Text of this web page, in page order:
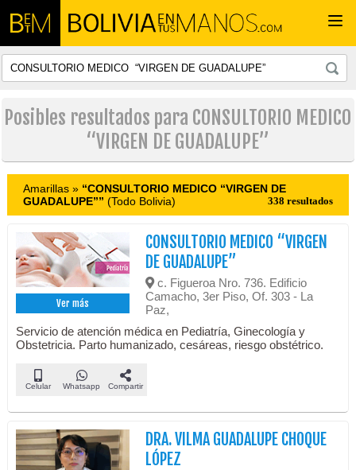
Posibles resultados para CONSULTORIO MEDICO
“VIRGEN DE GUADALUPE”
Amarillas » “CONSULTORIO MEDICO “VIRGEN DE
GUADALUPE”” (Todo Bolivia) 338 resultados
Ver más
CONSULTORIO MEDICO “VIRGEN
DE GUADALUPE”
c. Figueroa Nro. 736. Edificio
Camacho, 3er Piso, Of. 303 - La
Paz,
Servicio de atención médica en Pediatría, Ginecología y
Obstetricia. Parto humanizado, cesáreas, riesgo obstétrico.
Celular Whatsapp Compartir
DRA. VILMA GUADALUPE CHOQUE
LÓPEZ